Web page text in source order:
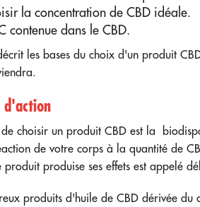
la concentration de CBD idéale.
contenue dans le CBD.
les bases du choix d'un produit
de choisir un produit CBD est la
de votre corps à la quantité de
produit produise ses effets est appelé
produits d'huile de CBD dérivée du